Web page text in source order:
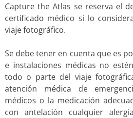
Capture the Atlas se reserva el
certificado médico si lo
viaje fotográfico.
Se debe tener en cuenta que es
e instalaciones médicas no
todo o parte del viaje
atención médica de
médicos o la medicación
con antelación cualquier